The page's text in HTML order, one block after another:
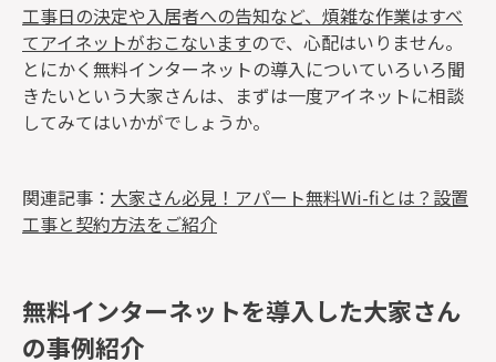
工事日の決定や入居者への告知など、煩雑な作業はすべ
てアイネットがおこないますので、心配はいりません。
とにかく無料インターネットの導入についていろいろ聞
きたいという大家さんは、まずは一度アイネットに相談
してみてはいかがでしょうか。
関連記事： 大家さん必見！アパート無料Wi-fiとは？設置
工事と契約方法をご紹介
無料インターネットを導入した大家さん
の事例紹介